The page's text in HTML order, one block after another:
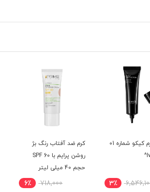
بی بی کرم کیکو شماره 01
3٪
کرم ضد آفتاب رنگ بژ
روشن پرایم با SPF 60
حجم 40 میلی لیتر
718,000 6٪